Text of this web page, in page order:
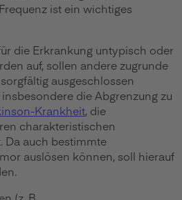
ist ein wichtiges
die Erkrankung untypisch oder
auf, sollen andere zugrunde
ausgeschlossen
die Abgrenzung zu
Krankheit, die
charakteristischen
Da auch bestimmte
auslösen können, soll hierauf
(z. B.